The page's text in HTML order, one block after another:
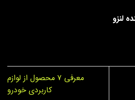
لنزو
معرفی ۷ محصول از لوازم
کاربردی خودرو